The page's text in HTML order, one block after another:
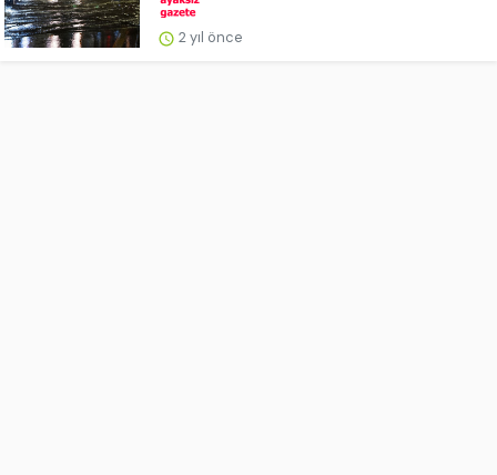
2 yıl önce